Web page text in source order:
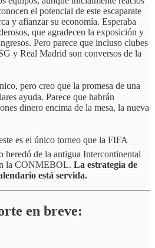
el potencial de este escaparate
y afianzar su economía. Esperaba
que agradecen la exposición y
Pero parece que incluso clubes
y Real Madrid son conversos de la
pero creo que la promesa de una
ayuda. Parece que habrán
dinero encima de la mesa, la nueva
es el único torneo que la FIFA
heredó de la antigua Intercontinental
la CONMEBOL. La estrategia de
está servida.
en breve: